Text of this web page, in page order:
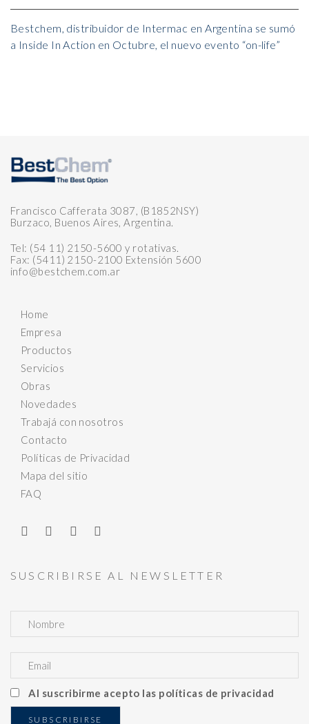
Bestchem, distribuidor de Intermac en Argentina se sumó
a Inside In Action en Octubre, el nuevo evento “on-life”
Francisco Cafferata 3087, (B1852NSY)
Burzaco, Buenos Aires, Argentina.
Tel: (54 11) 2150-5600 y rotativas.
Fax: (5411) 2150-2100 Extensión 5600
info@bestchem.com.ar
Home
Empresa
Productos
Servicios
Obras
Novedades
Trabajá con nosotros
Contacto
Políticas de Privacidad
Mapa del sitio
FAQ
SUSCRIBIRSE AL NEWSLETTER
Al suscribirme acepto las políticas de privacidad